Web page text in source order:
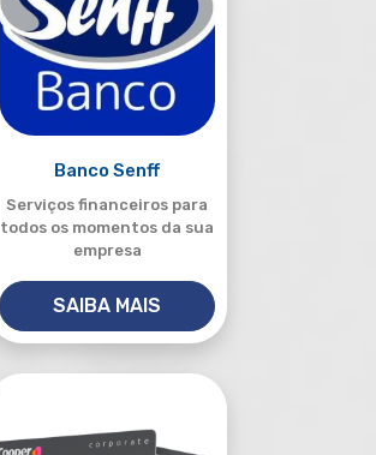
Banco Senff
Serviços financeiros para
todos os momentos da sua
empresa
SAIBA MAIS